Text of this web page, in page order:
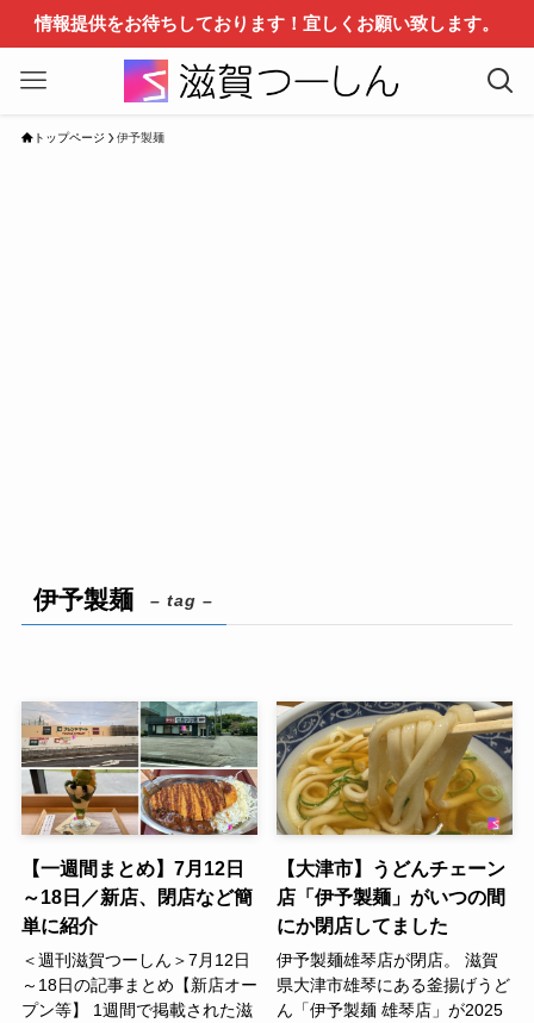
情報提供をお待ちしております！宜しくお願い致します。
トップページ 伊予製麺
伊予製麺 – tag –
【一週間まとめ】7月12日
～18日／新店、閉店など簡
単に紹介
＜週刊滋賀つーしん＞7月12日
～18日の記事まとめ【新店オー
プン等】 1週間で掲載された滋
【大津市】うどんチェーン
店「伊予製麺」がいつの間
にか閉店してました
伊予製麺雄琴店が閉店。 滋賀
県大津市雄琴にある釜揚げうど
ん「伊予製麺 雄琴店」が2025